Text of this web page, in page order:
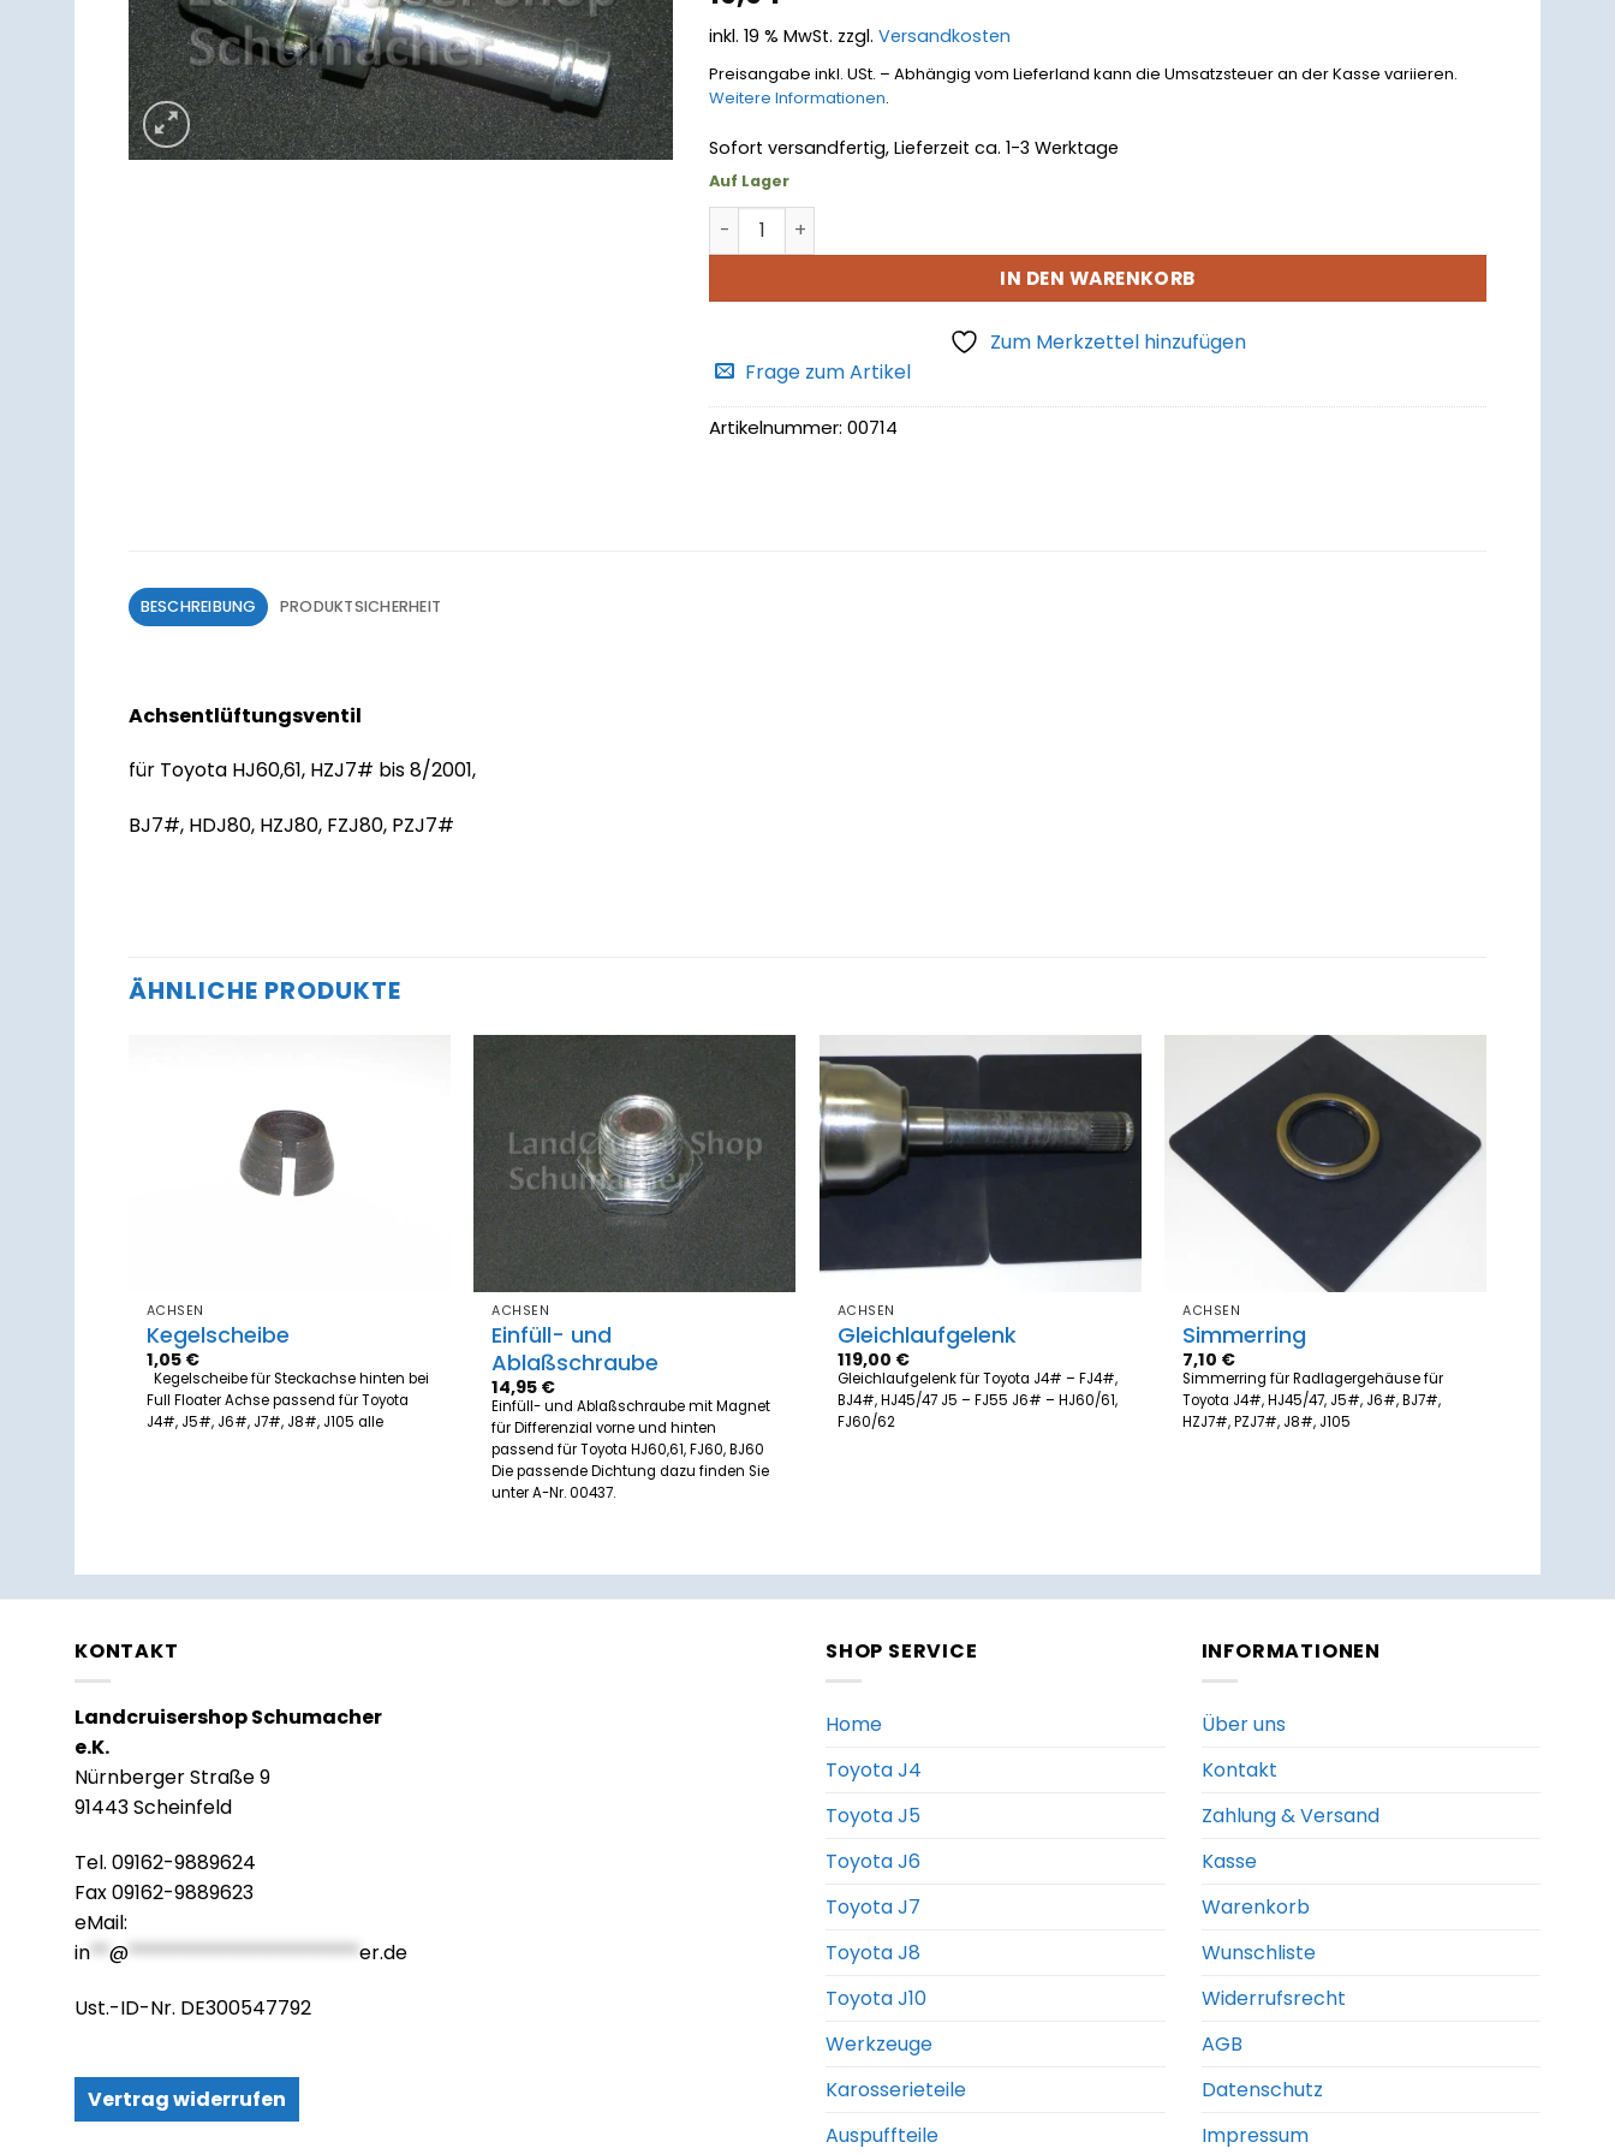
hinzufügen
inkl. 19 % MwSt. zzgl.Versandkosten
Preisangabe inkl. USt. – Abhängig vom Lieferland kann die Umsatzsteuer an der Kasse variieren.
Weitere Informationen.
Sofort versandfertig, Lieferzeit ca. 1-3 Werktage
Auf Lager
Achsentlüftungsventil Menge
IN DEN WARENKORB
Zum Merkzettel hinzufügen
Frage zum Artikel
Artikelnummer:00714
BESCHREIBUNG PRODUKTSICHERHEIT
Achsentlüftungsventil
für Toyota HJ60,61, HZJ7# bis 8/2001,
BJ7#, HDJ80, HZJ80, FZJ80, PZJ7#
ÄHNLICHE PRODUKTE
ACHSEN
Kegelscheibe
1,05 €
Kegelscheibe für Steckachse hinten bei
Full Floater Achse passend für Toyota
J4#, J5#, J6#, J7#, J8#, J105 alle
Merkzettel
hinzufügen
ACHSEN
Einfüll- und
Ablaßschraube
14,95 €
Einfüll- und Ablaßschraube mit Magnet
für Differenzial vorne und hinten
passend für Toyota HJ60,61, FJ60, BJ60
Die passende Dichtung dazu finden Sie
unter A-Nr. 00437.
Merkzettel
hinzufügen
ACHSEN
Gleichlaufgelenk
119,00 €
Gleichlaufgelenk für Toyota J4# – FJ4#,
BJ4#, HJ45/47 J5 – FJ55 J6# – HJ60/61,
FJ60/62
Zum
Merkzettel
hinzufügen
ACHSEN
Simmerring
7,10 €
Simmerring für Radlagergehäuse für
Toyota J4#, HJ45/47, J5#, J6#, BJ7#,
HZJ7#, PZJ7#, J8#, J105
KONTAKT
Landcruisershop Schumacher
e.K.
Nürnberger Straße 9
91443 Scheinfeld
Tel. 09162-9889624
Fax 09162-9889623
eMail:
in**@************************er.de
Ust.-ID-Nr. DE300547792
Vertrag widerrufen
SHOP SERVICE
Home
Toyota J4
Toyota J5
Toyota J6
Toyota J7
Toyota J8
Toyota J10
Werkzeuge
Karosserieteile
Auspuffteile
INFORMATIONEN
Über uns
Kontakt
Zahlung & Versand
Kasse
Warenkorb
Wunschliste
Widerrufsrecht
AGB
Datenschutz
Impressum